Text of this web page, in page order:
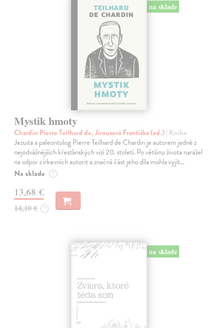
na sklade
Mystik hmoty
Chardin Pierre Teilhard de, Jirousová Františka (ed.)| Kniha
Jezuita a paleontolog Pierre Teilhard de Chardin je autorem jedné z
nejodvážnějších křesťanských vizí 20. století. Po většinu života narážel
na odpor církevních autorit a značná část jeho díla mohla vyjít…
Na sklade ?
13,68 €
14,10 € ?
na sklade